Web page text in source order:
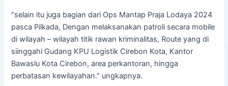
“selain itu juga bagian dari Ops Mantap Praja Lodaya 2024
pasca Pilkada, Dengan melaksanakan patroli secara mobile
di wilayah – wilayah titik rawan kriminalitas, Route yang di
siinggahi Gudang KPU Logistik Cirebon Kota, Kantor
Bawaslu Kota Cirebon, area perkantoran, hingga
perbatasan kewilayahan.” ungkapnya.